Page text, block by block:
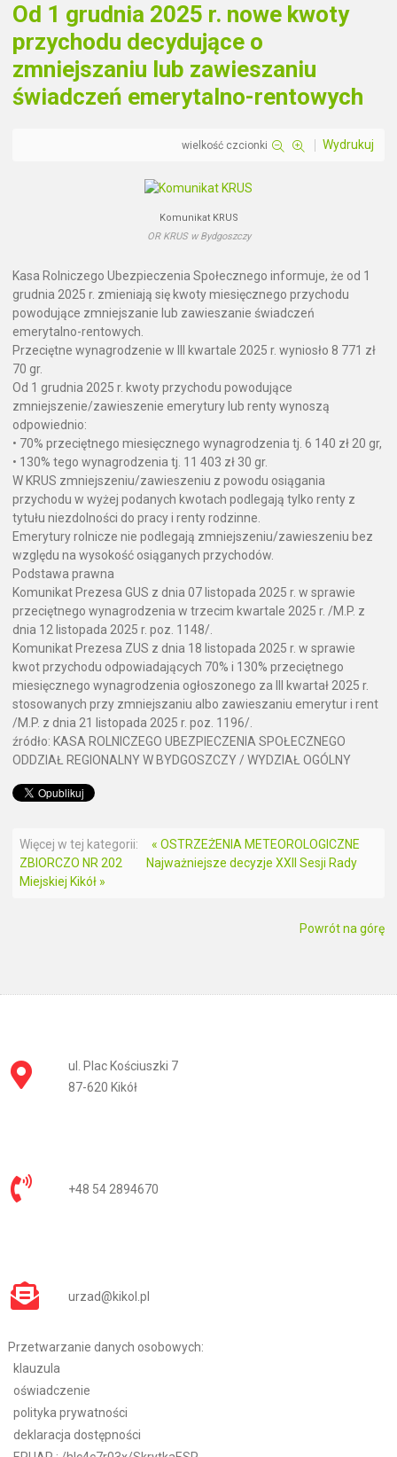
Od 1 grudnia 2025 r. nowe kwoty
przychodu decydujące o
zmniejszaniu lub zawieszaniu
świadczeń emerytalno-rentowych
wielkość czcionki Wydrukuj
Komunikat KRUS
OR KRUS w Bydgoszczy
Kasa Rolniczego Ubezpieczenia Społecznego informuje, że od 1
grudnia 2025 r. zmieniają się kwoty miesięcznego przychodu
powodujące zmniejszanie lub zawieszanie świadczeń
emerytalno-rentowych.
Przeciętne wynagrodzenie w III kwartale 2025 r. wyniosło 8 771 zł
70 gr.
Od 1 grudnia 2025 r. kwoty przychodu powodujące
zmniejszenie/zawieszenie emerytury lub renty wynoszą
odpowiednio:
• 70% przeciętnego miesięcznego wynagrodzenia tj. 6 140 zł 20 gr,
• 130% tego wynagrodzenia tj. 11 403 zł 30 gr.
W KRUS zmniejszeniu/zawieszeniu z powodu osiągania
przychodu w wyżej podanych kwotach podlegają tylko renty z
tytułu niezdolności do pracy i renty rodzinne.
Emerytury rolnicze nie podlegają zmniejszeniu/zawieszeniu bez
względu na wysokość osiąganych przychodów.
Podstawa prawna
Komunikat Prezesa GUS z dnia 07 listopada 2025 r. w sprawie
przeciętnego wynagrodzenia w trzecim kwartale 2025 r. /M.P. z
dnia 12 listopada 2025 r. poz. 1148/.
Komunikat Prezesa ZUS z dnia 18 listopada 2025 r. w sprawie
kwot przychodu odpowiadających 70% i 130% przeciętnego
miesięcznego wynagrodzenia ogłoszonego za III kwartał 2025 r.
stosowanych przy zmniejszaniu albo zawieszaniu emerytur i rent
/M.P. z dnia 21 listopada 2025 r. poz. 1196/.
źródło: KASA ROLNICZEGO UBEZPIECZENIA SPOŁECZNEGO
ODDZIAŁ REGIONALNY W BYDGOSZCZY / WYDZIAŁ OGÓLNY
Więcej w tej kategorii:
« OSTRZEŻENIA METEOROLOGICZNE
ZBIORCZO NR 202
Najważniejsze decyzje XXII Sesji Rady
Miejskiej Kikół »
Powrót na górę
ul. Plac Kościuszki 7
87-620 Kikół
+48 54 2894670
urzad@kikol.pl
Przetwarzanie danych osobowych:
klauzula
oświadczenie
polityka prywatności
deklaracja dostępności